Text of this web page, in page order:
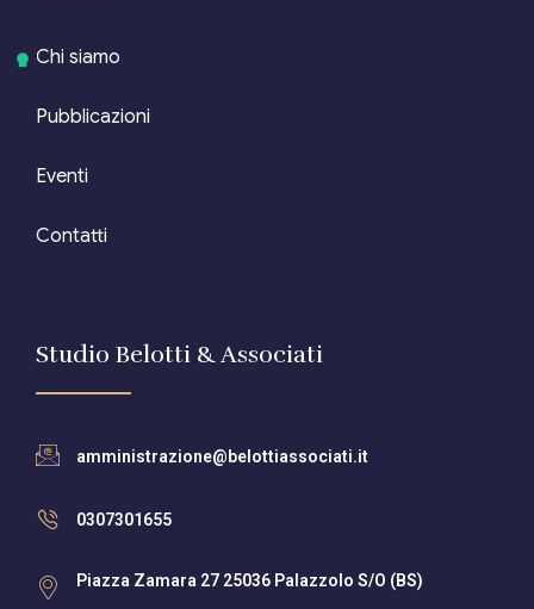
Chi siamo
Pubblicazioni
Eventi
Contatti
Studio Belotti & Associati
amministrazione@belottiassociati.it
0307301655
Piazza Zamara 27 25036 Palazzolo S/O (BS)